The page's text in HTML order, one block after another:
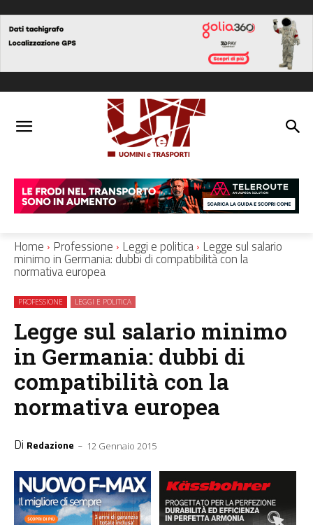
Home Professione Leggi e politica Legge sul salario
minimo in Germania: dubbi di compatibilità con la
normativa europea
PROFESSIONE LEGGI E POLITICA
Legge sul salario minimo
in Germania: dubbi di
compatibilità con la
normativa europea
Di Redazione - 12 Gennaio 2015